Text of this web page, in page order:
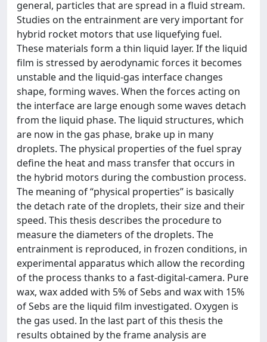
general, particles that are spread in a fluid stream.
Studies on the entrainment are very important for
hybrid rocket motors that use liquefying fuel.
These materials form a thin liquid layer. If the liquid
film is stressed by aerodynamic forces it becomes
unstable and the liquid-gas interface changes
shape, forming waves. When the forces acting on
the interface are large enough some waves detach
from the liquid phase. The liquid structures, which
are now in the gas phase, brake up in many
droplets. The physical properties of the fuel spray
define the heat and mass transfer that occurs in
the hybrid motors during the combustion process.
The meaning of “physical properties” is basically
the detach rate of the droplets, their size and their
speed. This thesis describes the procedure to
measure the diameters of the droplets. The
entrainment is reproduced, in frozen conditions, in
experimental apparatus which allow the recording
of the process thanks to a fast-digital-camera. Pure
wax, wax added with 5% of Sebs and wax with 15%
of Sebs are the liquid film investigated. Oxygen is
the gas used. In the last part of this thesis the
results obtained by the frame analysis are